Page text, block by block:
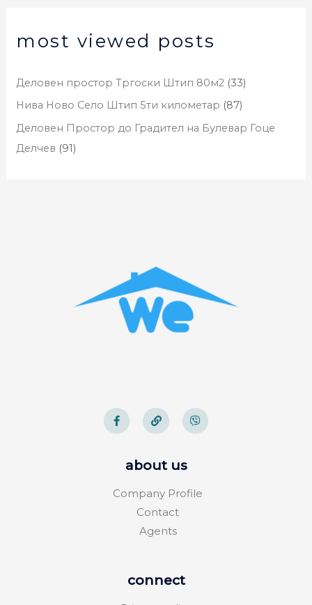
most viewed posts
Деловен простор Тргоски Штип 80м2 (33)
Нива Ново Село Штип 5ти километар (87)
Деловен Простор до Градител на Булевар Гоце
Делчев (91)
about us
Company Profile
Contact
Agents
connect